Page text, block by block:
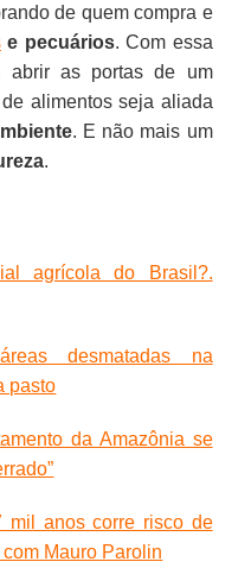
de quem compra e
e pecuários. Com essa
abrir as portas de um
alimentos seja aliada
. E não mais um
.
agrícola do Brasil?.
desmatadas na
pasto
da Amazônia se
mil anos corre risco de
Mauro Parolin